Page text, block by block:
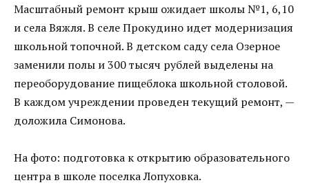
Масштабный ремонт крыш ожидает школы №1, 6,10
и села Вяжля. В селе Прокудино идет модернизация
школьной топочной. В детском саду села Озерное
заменили полы и 300 тысяч рублей выделены на
переоборудование пищеблока школьной столовой.
В каждом учреждении проведен текущий ремонт, —
доложила Симонова.
На фото: подготовка к открытию образовательного
центра в школе поселка Лопуховка.